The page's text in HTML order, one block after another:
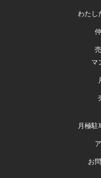
わたし
マ
月極駐
お